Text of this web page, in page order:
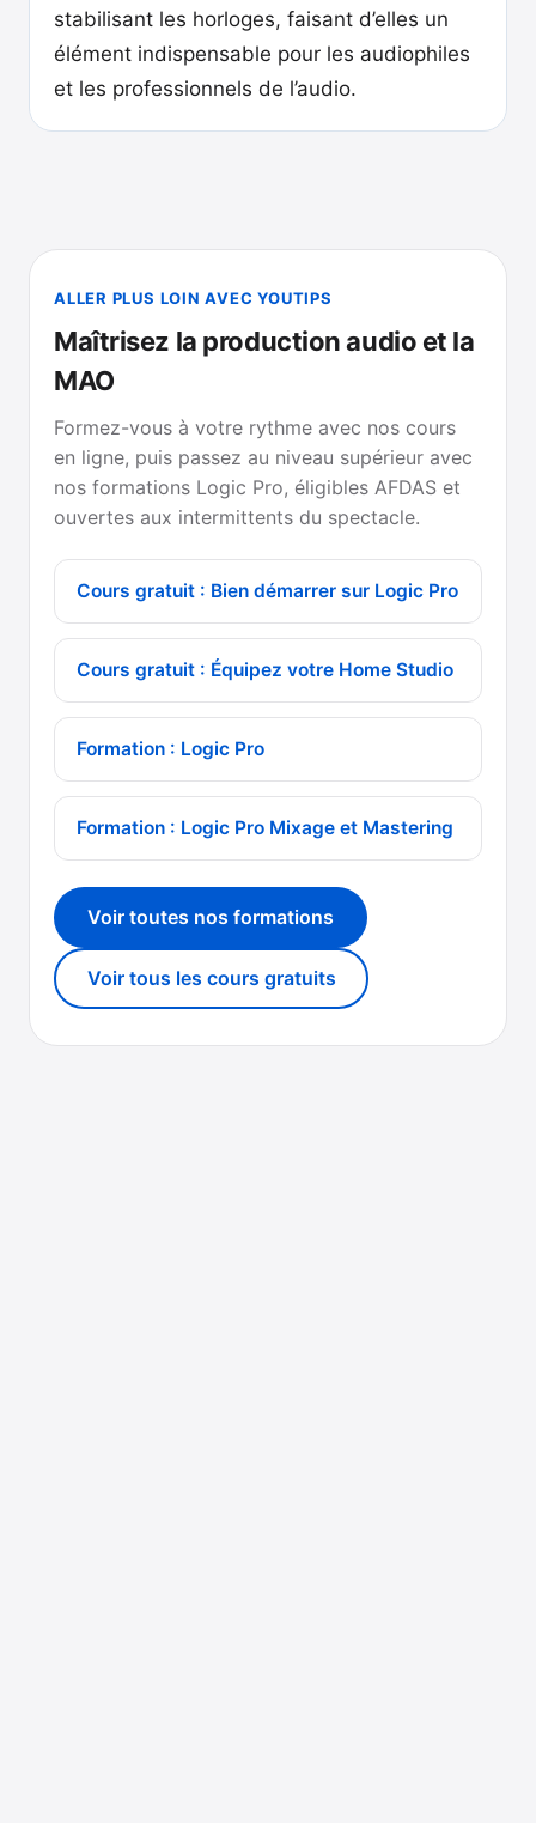
stabilisant les horloges, faisant d’elles un
élément indispensable pour les audiophiles
et les professionnels de l’audio.
ALLER PLUS LOIN AVEC YOUTIPS
Maîtrisez la production audio et la
MAO
Formez-vous à votre rythme avec nos cours
en ligne, puis passez au niveau supérieur avec
nos formations Logic Pro, éligibles AFDAS et
ouvertes aux intermittents du spectacle.
Cours gratuit : Bien démarrer sur Logic Pro
Cours gratuit : Équipez votre Home Studio
Formation : Logic Pro
Formation : Logic Pro Mixage et Mastering
Voir toutes nos formations
Voir tous les cours gratuits